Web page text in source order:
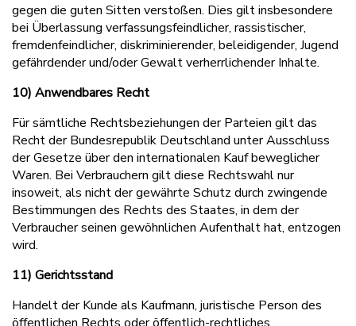
gegen die guten Sitten verstoßen. Dies gilt insbesondere
bei Überlassung verfassungsfeindlicher, rassistischer,
fremdenfeindlicher, diskriminierender, beleidigender, Jugend
gefährdender und/oder Gewalt verherrlichender Inhalte.
10) Anwendbares Recht
Für sämtliche Rechtsbeziehungen der Parteien gilt das
Recht der Bundesrepublik Deutschland unter Ausschluss
der Gesetze über den internationalen Kauf beweglicher
Waren. Bei Verbrauchern gilt diese Rechtswahl nur
insoweit, als nicht der gewährte Schutz durch zwingende
Bestimmungen des Rechts des Staates, in dem der
Verbraucher seinen gewöhnlichen Aufenthalt hat, entzogen
wird.
11) Gerichtsstand
Handelt der Kunde als Kaufmann, juristische Person des